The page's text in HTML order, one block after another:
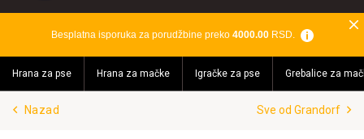
Akvaristika
Teraristika
Brendovi
Besplatna isporuka za porudžbine preko 4000.00RSD.
Hrana za pse Hrana za mačke Igračke za pse Grebalice za
Nazad Sve od Grandorf